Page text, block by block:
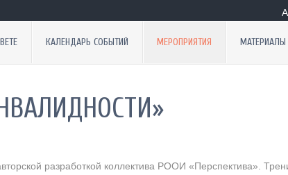
А
КАЛЕНДАРЬ СОБЫТИЙ МЕРОПРИЯТИЯ МАТЕРИАЛЫ
разработкой коллектива РООИ «Перспектива».